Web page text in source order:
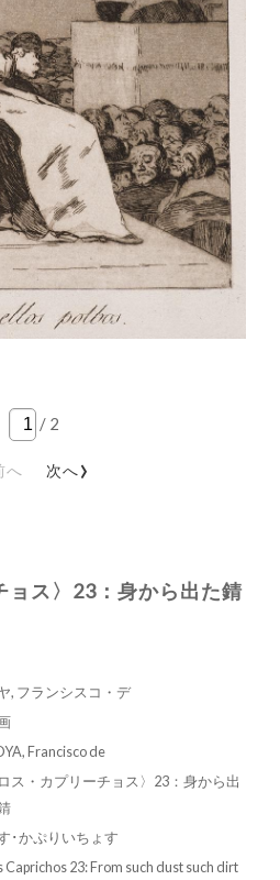
/ 2
へ 次へ›
ョス〉23：身から出た錆
, フランシスコ・デ
Francisco de
ロス・カプリーチョス〉23：身から出
･かぷりいちょす
Caprichos 23: From such dust such dirt